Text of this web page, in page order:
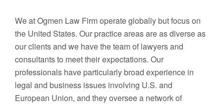
We at Ogmen Law Firm operate globally but focus on
the United States. Our practice areas are as diverse as
our clients and we have the team of lawyers and
consultants to meet their expectations. Our
professionals have particularly broad experience in
legal and business issues involving U.S. and
European Union, and they oversee a network of